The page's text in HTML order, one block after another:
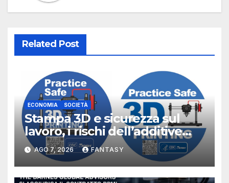
Related Post
ECONOMIA SOCIETÀ
Stampa 3D e sicurezza sul
lavoro, i rischi dell’additive
manufacturing secondo
NIOSH
AGO 7, 2026 FANTASY